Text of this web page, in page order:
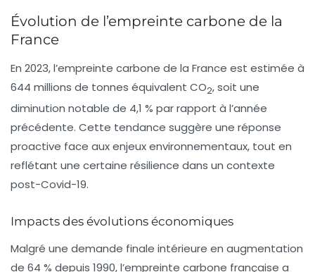
Évolution de l’empreinte carbone de la
France
En 2023, l’empreinte carbone de la France est estimée à
644 millions de tonnes équivalent CO2, soit une
diminution notable de 4,1 % par rapport à l’année
précédente. Cette tendance suggère une réponse
proactive face aux enjeux environnementaux, tout en
reflétant une certaine résilience dans un contexte
post-Covid-19.
Impacts des évolutions économiques
Malgré une demande finale intérieure en augmentation
de 64 % depuis 1990, l’empreinte carbone française a